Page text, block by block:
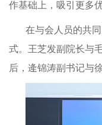
作基础上，吸引更多
在与会人员的共
式。王芝发副院长与
后，逄锦涛副书记与